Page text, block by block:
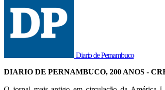
Diario de Pernambuco
DIARIO DE PERNAMBUCO, 200 ANOS -